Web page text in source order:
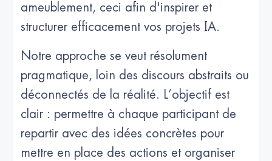
ameublement, ceci afin d'inspirer et
structurer efficacement vos projets IA.
Notre approche se veut résolument
pragmatique, loin des discours abstraits ou
déconnectés de la réalité. L’objectif est
clair : permettre à chaque participant de
repartir avec des idées concrètes pour
mettre en place des actions et organiser